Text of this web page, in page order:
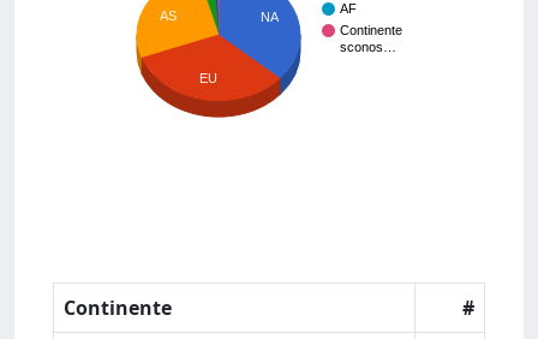
AF
Continente
sconos…
NA
AS
EU
Continente
#